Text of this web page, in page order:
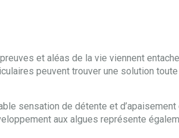
et aléas de la vie viennent
peuvent trouver une solution
sensation de détente et d’apaisement
aux algues représente